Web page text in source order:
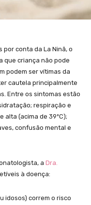
conta da La Ninã, o
que criança não pode
podem ser vítimas da
cautela principalmente
Entre os sintomas estão
respiração e
alta (acima de 39ºC);
confusão mental e
a Dra.
à doença:
idosos) correm o risco